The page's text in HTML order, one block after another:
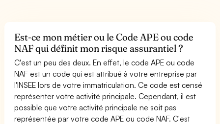
Est-ce mon métier ou le Code APE ou code
NAF qui définit mon risque assurantiel ?
C'est un peu des deux. En effet, le code APE ou code
NAF est un code qui est attribué à votre entreprise par
l'INSEE lors de votre immatriculation. Ce code est censé
représenter votre activité principale. Cependant, il est
possible que votre activité principale ne soit pas
représentée par votre code APE ou code NAF. C'est